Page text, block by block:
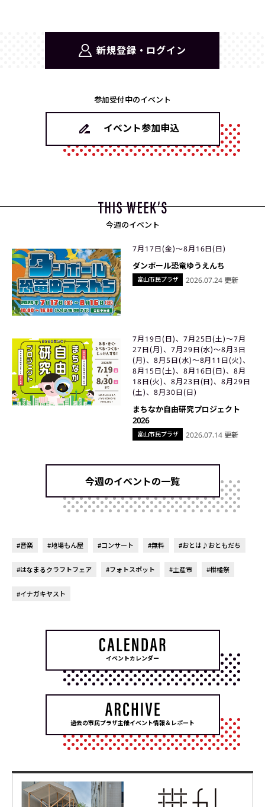
新規登録・ログイン
参加受付中のイベント
イベント参加申込
今週のイベント
富山市民プラザ
7月17日(金)〜8月16日(日)
ダンボール恐竜ゆうえんち
2026.07.24 更新
富山市民プラザ
7月19日(日)、7月25日(土)〜7月
27日(月)、7月29日(水)〜8月3日
(月)、8月5日(水)〜8月11日(火)、
8月15日(土)、8月16日(日)、8月
18日(火)、8月23日(日)、8月29日
(土)、8月30日(日)
まちなか自由研究プロジェクト
2026
2026.07.14 更新
今週のイベントの一覧
#音楽 #地場もん屋 #コンサート #無料 #おとは♪おともだち
#はなまるクラフトフェア #フォトスポット #土産市 #柑橘祭
#イナガキヤスト
イベントカレンダー
過去の市民プラザ主催イベント情報＆レポート